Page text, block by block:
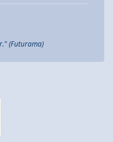
(Futurama)